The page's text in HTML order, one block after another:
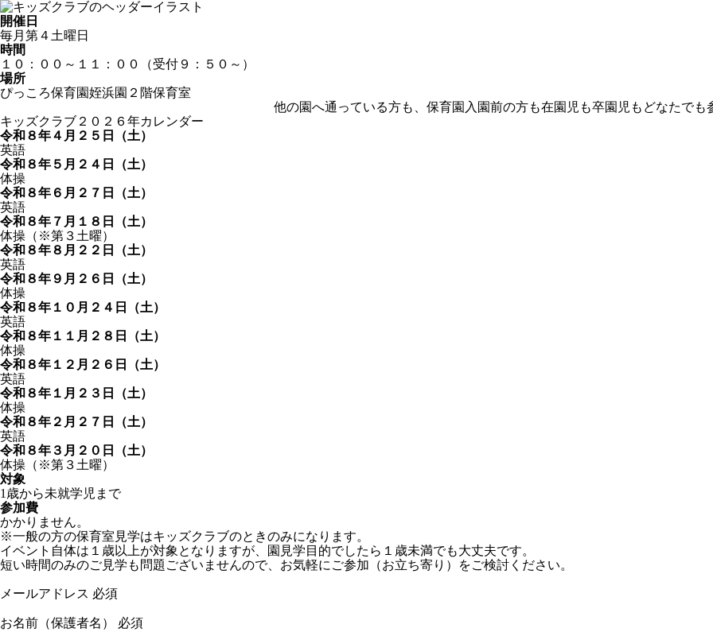
開催日
毎月第４土曜日
時間
１０：００～１１：００（受付９：５０～）
場所
ぴっころ保育園姪浜園２階保育室
他の園へ通っている方も、保育園入園前の方も在園児も卒園児もどなたでも
キッズクラブ２０２６年カレンダー
令和８年４月２５日（土）
英語
令和８年５月２４日（土）
体操
令和８年６月２７日（土）
英語
令和８年７月１８日（土）
体操（※第３土曜）
令和８年８月２２日（土）
英語
令和８年９月２６日（土）
体操
令和８年１０月２４日（土）
英語
令和８年１１月２８日（土）
体操
令和８年１２月２６日（土）
英語
令和８年１月２３日（土）
体操
令和８年２月２７日（土）
英語
令和８年３月２０日（土）
体操（※第３土曜）
対象
1歳から未就学児まで
参加費
かかりません。
※一般の方の保育室見学はキッズクラブのときのみになります。
イベント自体は１歳以上が対象となりますが、園見学目的でしたら１歳未満でも大丈夫です。
短い時間のみのご見学も問題ございませんので、お気軽にご参加（お立ち寄り）をご検討ください。
メールアドレス 必須
お名前（保護者名） 必須